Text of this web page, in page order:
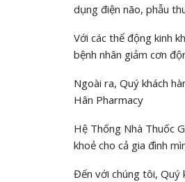
dụng điện não, phẫu
Với các thể động kinh
bệnh nhân giảm cơn
Ngoài ra, Quý khách
Hân Pharmacy
Hệ Thống Nhà Thuốc
khoẻ cho cả gia đình
Đến với chúng tôi, Quý